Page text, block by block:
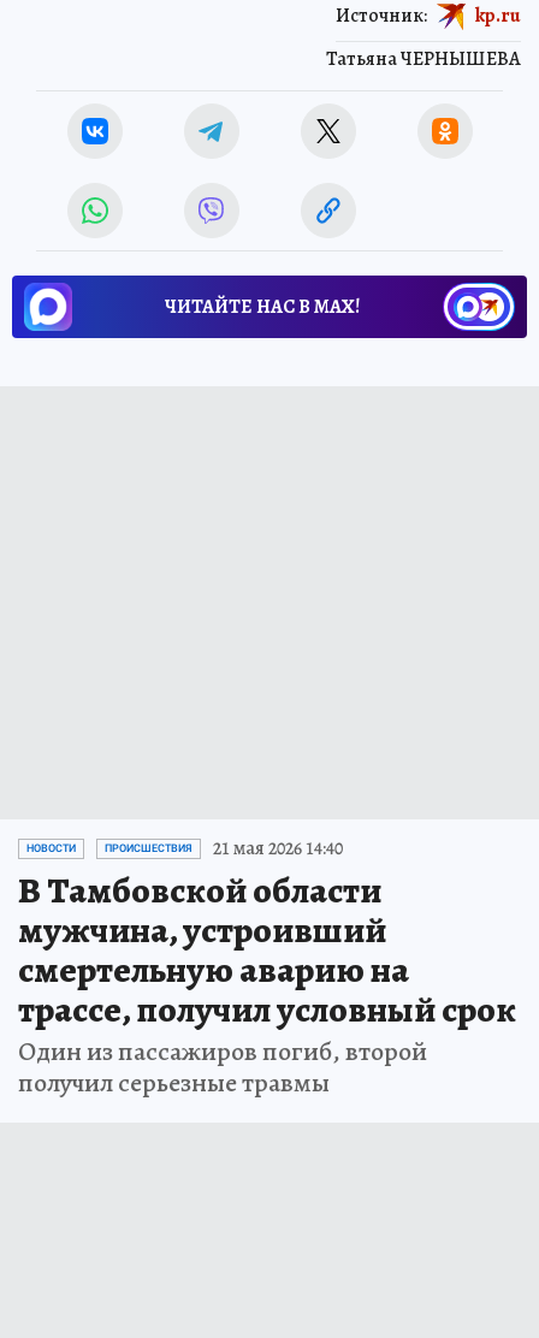
Татьяна ЧЕРНЫШЕВА
Источник: kp.ru
ЧИТАЙТЕ НАС В МАХ!
НОВОСТИ ПРОИСШЕСТВИЯ 21 мая 2026 14:40
В Тамбовской области
мужчина, устроивший
смертельную аварию на
трассе, получил условный срок
Один из пассажиров погиб, второй
получил серьезные травмы